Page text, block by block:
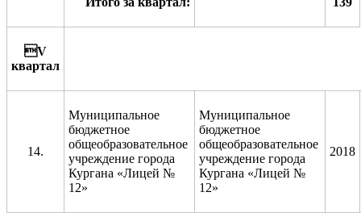
V
квартал
14.
Муниципальное
бюджетное
общеобразовательное
учреждение города
Кургана «Лицей №
12»
Муниципальное
бюджетное
общеобразовательное
учреждение города
Кургана «Лицей №
12»
2018